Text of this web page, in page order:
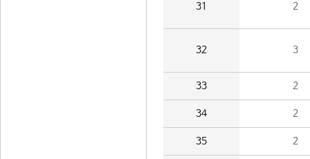
31 2
32 3
33 2
34 2
35 2